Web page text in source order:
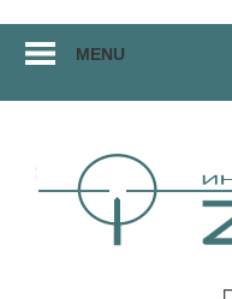
Перейти
материалам
MENU